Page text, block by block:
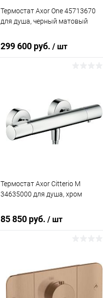
Термостат Axor One 45713670
для душа, черный матовый
299 600 руб. / шт
Купить в 1 клик Сравнение
В избранное
Термостат Axor Citterio M
34635000 для душа, хром
85 850 руб. / шт
Купить в 1 клик Сравнение